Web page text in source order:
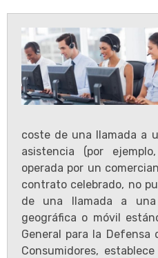
coste de una llamada a
asistencia (por
operada por un
contrato celebrado, no
de una llamada a
geográfica o móvil
General para la Defensa
Consumidores,